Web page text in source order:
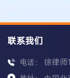
联系我们
电话： 徐律